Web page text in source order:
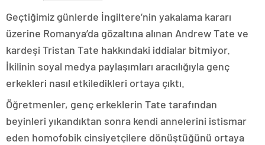
Geçtiğimiz günlerde İngiltere’nin yakalama kararı
üzerine Romanya’da gözaltına alınan Andrew Tate ve
kardeşi Tristan Tate hakkındaki iddialar bitmiyor.
İkilinin soyal medya paylaşımları aracılığıyla genç
erkekleri nasıl etkiledikleri ortaya çıktı.
Öğretmenler, genç erkeklerin Tate tarafından
beyinleri yıkandıktan sonra kendi annelerini istismar
eden homofobik cinsiyetçilere dönüştüğünü ortaya